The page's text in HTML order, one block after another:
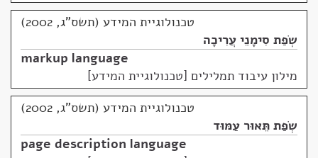
טכנולוגיית המידע (תשס"ג, 2002)
שְׂפַת סִימָנֵי עֲרִיכָה
markup language
מילון עיבוד תמלילים [טכנולוגיית המידע]
טכנולוגיית המידע (תשס"ג, 2002)
שְׂפַת תֵּאוּר עַמּוּד
page description language